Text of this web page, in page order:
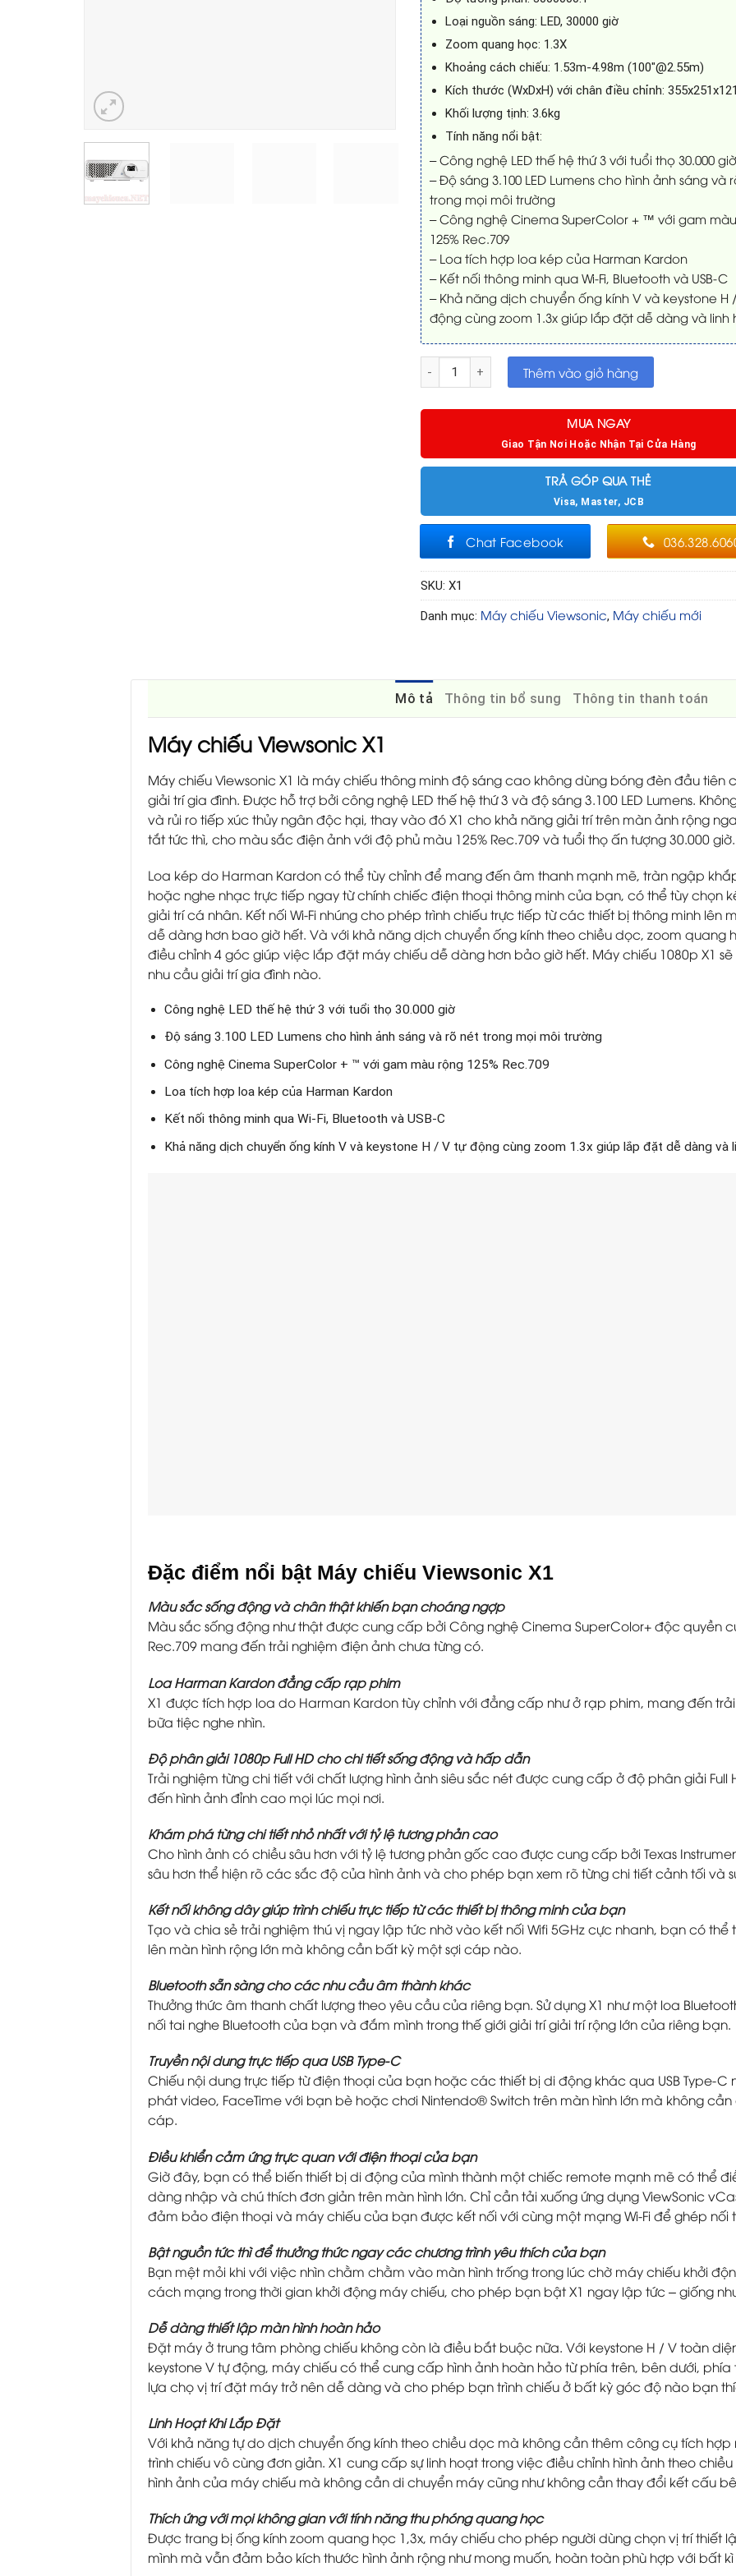
Loại nguồn sáng: LED, 30000 giờ
Zoom quang học: 1.3X
Khoảng cách chiếu: 1.53m-4.98m (100″@2.55m)
Kích thước (WxDxH) với chân điều chỉnh:
Khối lượng tịnh: 3.6kg
Tính năng nổi bật:
– Công nghệ LED thế hệ thứ 3 với tuổi thọ 30.000 giờ
– Độ sáng 3.100 LED Lumens cho hình ảnh sáng và
trong mọi môi trường
– Công nghệ Cinema SuperColor + ™ với gam
125% Rec.709
– Loa tích hợp loa kép của Harman Kardon
– Kết nối thông minh qua Wi-Fi, Bluetooth và USB-C
– Khả năng dịch chuyển ống kính V và keystone H
động cùng zoom 1.3x giúp lắp đặt dễ dàng và linh
Máy chiếu Viewsonic X1 số lượng
Thêm vào giỏ hàng
MUA NGAY
Giao Tận Nơi Hoặc Nhận Tại Cửa Hàng
TRẢ GÓP QUA THẺ
Visa, Master, JCB
Chat Facebook
SKU: X1
Danh mục: Máy chiếu Viewsonic, Máy chiếu mới
Mô tả Thông tin bổ sung Thông tin thanh toán
Máy chiếu Viewsonic X1
Máy chiếu Viewsonic X1 là máy chiếu thông minh độ sáng cao không dùng bóng đèn đầu tiên
giải trí gia đình. Được hỗ trợ bởi công nghệ LED thế hệ thứ 3 và độ sáng 3.100 LED Lumens.
và rủi ro tiếp xúc thủy ngân độc hại, thay vào đó X1 cho khả năng giải trí trên màn ảnh rộng
tắt tức thì, cho màu sắc điện ảnh với độ phủ màu 125% Rec.709 và tuổi thọ ấn tượng 30.000 giờ.
Loa kép do Harman Kardon có thể tùy chỉnh để mang đến âm thanh mạnh mẽ, tràn ngập
hoặc nghe nhạc trực tiếp ngay từ chính chiếc điện thoại thông minh của bạn, có thể tùy chọn
giải trí cá nhân. Kết nối Wi-Fi nhúng cho phép trình chiếu trực tiếp từ các thiết bị thông minh lên
dễ dàng hơn bao giờ hết. Và với khả năng dịch chuyển ống kính theo chiều dọc, zoom quang
điều chỉnh 4 góc giúp việc lắp đặt máy chiếu dễ dàng hơn bảo giờ hết. Máy chiếu 1080p X1
nhu cầu giải trí gia đình nào.
Công nghệ LED thế hệ thứ 3 với tuổi thọ 30.000 giờ
Độ sáng 3.100 LED Lumens cho hình ảnh sáng và rõ nét trong mọi môi trường
Công nghệ Cinema SuperColor + ™ với gam màu rộng 125% Rec.709
Loa tích hợp loa kép của Harman Kardon
Kết nối thông minh qua Wi-Fi, Bluetooth và USB-C
Khả năng dịch chuyển ống kính V và keystone H / V tự động cùng zoom 1.3x giúp lắp đặt dễ dàng và
Đặc điểm nổi bật Máy chiếu Viewsonic X1
Màu sắc sống động và chân thật khiến bạn choáng ngợp
Màu sắc sống động như thật được cung cấp bởi Công nghệ Cinema SuperColor+ độc quyền
Rec.709 mang đến trải nghiệm điện ảnh chưa từng có.
Loa Harman Kardon đẳng cấp rạp phim
X1 được tích hợp loa do Harman Kardon tùy chỉnh với đẳng cấp như ở rạp phim, mang đến
bữa tiệc nghe nhìn.
Độ phân giải 1080p Full HD cho chi tiết sống động và hấp dẫn
Trải nghiệm từng chi tiết với chất lượng hình ảnh siêu sắc nét được cung cấp ở độ phân giải Full
đến hình ảnh đỉnh cao mọi lúc mọi nơi.
Khám phá từng chi tiết nhỏ nhất với tỷ lệ tương phản cao
Cho hình ảnh có chiều sâu hơn với tỷ lệ tương phản gốc cao được cung cấp bởi Texas
sâu hơn thể hiện rõ các sắc độ của hình ảnh và cho phép bạn xem rõ từng chi tiết cảnh tối và
Kết nối không dây giúp trình chiếu trực tiếp từ các thiết bị thông minh của bạn
Tạo và chia sẻ trải nghiệm thú vị ngay lập tức nhờ vào kết nối Wifi 5GHz cực nhanh, bạn có
lên màn hình rộng lớn mà không cần bất kỳ một sợi cáp nào.
Bluetooth sẵn sàng cho các nhu cầu âm thành khác
Thưởng thức âm thanh chất lượng theo yêu cầu của riêng bạn. Sử dụng X1 như một loa
nối tai nghe Bluetooth của bạn và đắm mình trong thế giới giải trí giải trí rộng lớn của riêng bạn.
Truyền nội dung trực tiếp qua USB Type-C
Chiếu nội dung trực tiếp từ điện thoại của bạn hoặc các thiết bị di động khác qua USB Type-C
phát video, FaceTime với bạn bè hoặc chơi Nintendo® Switch trên màn hình lớn mà không
cáp.
Điều khiển cảm ứng trực quan với điện thoại của bạn
Giờ đây, bạn có thể biến thiết bị di động của mình thành một chiếc remote mạnh mẽ có thể
dàng nhập và chú thích đơn giản trên màn hình lớn. Chỉ cần tải xuống ứng dụng ViewSonic
đảm bảo điện thoại và máy chiếu của bạn được kết nối với cùng một mạng Wi-Fi để ghép nối
Bật nguồn tức thì để thưởng thức ngay các chương trình yêu thích của bạn
Bạn mệt mỏi khi với việc nhìn chằm chằm vào màn hình trống trong lúc chờ máy chiếu khởi
cách mạng trong thời gian khởi động máy chiếu, cho phép bạn bật X1 ngay lập tức – giống
Dễ dàng thiết lập màn hình hoàn hảo
Đặt máy ở trung tâm phòng chiếu không còn là điều bắt buộc nữa. Với keystone H / V toàn
keystone V tự động, máy chiếu có thể cung cấp hình ảnh hoàn hảo từ phía trên, bên dưới,
lựa chọ vị trí đặt máy trở nên dễ dàng và cho phép bạn trình chiếu ở bất kỳ góc độ nào bạn
Linh Hoạt Khi Lắp Đặt
Với khả năng tự do dịch chuyển ống kính theo chiều dọc mà không cần thêm công cụ tích
trình chiếu vô cùng đơn giản. X1 cung cấp sự linh hoạt trong việc điều chỉnh hình ảnh theo
hình ảnh của máy chiếu mà không cần di chuyển máy cũng như không cần thay đổi kết cấu
Thích ứng với mọi không gian với tính năng thu phóng quang học
Được trang bị ống kính zoom quang học 1,3x, máy chiếu cho phép người dùng chọn vị trí thiết
mình mà vẫn đảm bảo kích thước hình ảnh rộng như mong muốn, hoàn toàn phù hợp với bất